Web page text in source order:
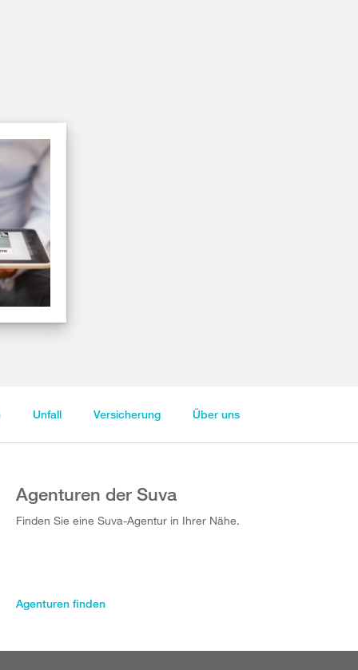
Unfall Versicherung Über uns
Agenturen der Suva
Finden Sie eine Suva-Agentur in Ihrer Nähe.
Agenturen finden